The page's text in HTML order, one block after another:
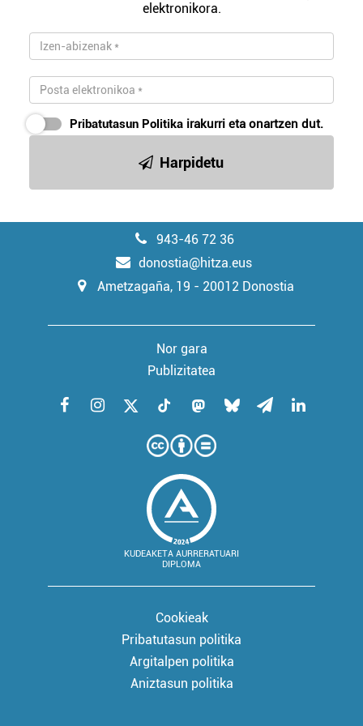
elektronikora.
Pribatutasun Politika irakurri eta onartzen dut.
Harpidetu
943-46 72 36
donostia@hitza.eus
Ametzagaña, 19 - 20012 Donostia
Nor gara
Publizitatea
KUDEAKETA AURRERATUARI
DIPLOMA
Cookieak
Pribatutasun politika
Argitalpen politika
Aniztasun politika